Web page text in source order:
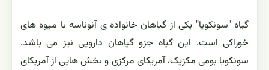
گیاه "سونکویا" یکی از گیاهان خانواده ی آنوناسه با میوه های
خوراکی است. این گیاه جزو گیاهان دارویی نیز می باشد.
سونکویا بومی مکزیک، آمریکای مرکزی و بخش هایی از آمریکای